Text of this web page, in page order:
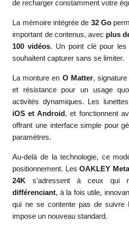
de recharger constamment votre
La mémoire intégrée de 32 Go
important de contenus, avec plus
100 vidéos. Un point clé pour les
souhaitent capturer sans se limiter.
La monture en O Matter, signature
et résistance pour un usage
activités dynamiques. Les
iOS et Android, et fonctionnent
offrant une interface simple pour
paramètres.
Au-delà de la technologie, ce
positionnement. LesOAKLEY
24K s’adressent à ceux qui
différenciant, à la fois utile,
qui ne se contente pas de suivre
impose un nouveau standard.